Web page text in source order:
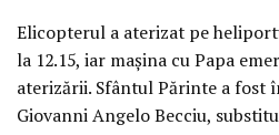
Elicopterul a aterizat pe
la 12.15, iar maşina cu Papa
aterizării. Sfântul Părinte a fost
Giovanni Angelo Becciu,